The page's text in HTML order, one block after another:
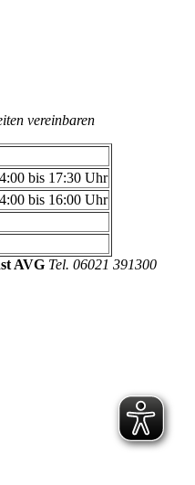
vereinbaren
bis 17:30 Uhr
bis 16:00 Uhr
AVG Tel. 06021 391300